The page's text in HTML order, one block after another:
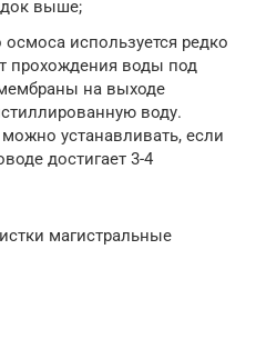
выше;
используется редко
прохождения воды под
на выходе
воду.
устанавливать, если
достигает 3-4
магистральные